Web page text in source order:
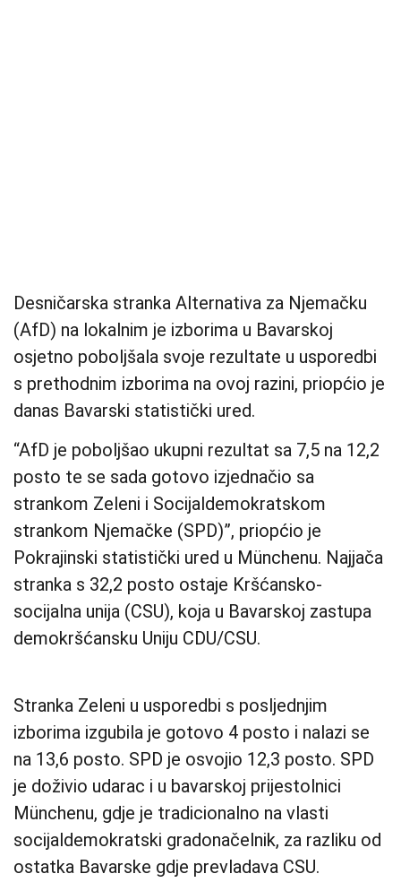
Desničarska stranka Alternativa za Njemačku
(AfD) na lokalnim je izborima u Bavarskoj
osjetno poboljšala svoje rezultate u usporedbi
s prethodnim izborima na ovoj razini, priopćio je
danas Bavarski statistički ured.
“AfD je poboljšao ukupni rezultat sa 7,5 na 12,2
posto te se sada gotovo izjednačio sa
strankom Zeleni i Socijaldemokratskom
strankom Njemačke (SPD)”, priopćio je
Pokrajinski statistički ured u Münchenu. Najjača
stranka s 32,2 posto ostaje Kršćansko-
socijalna unija (CSU), koja u Bavarskoj zastupa
demokršćansku Uniju CDU/CSU.
Stranka Zeleni u usporedbi s posljednjim
izborima izgubila je gotovo 4 posto i nalazi se
na 13,6 posto. SPD je osvojio 12,3 posto. SPD
je doživio udarac i u bavarskoj prijestolnici
Münchenu, gdje je tradicionalno na vlasti
socijaldemokratski gradonačelnik, za razliku od
ostatka Bavarske gdje prevladava CSU.